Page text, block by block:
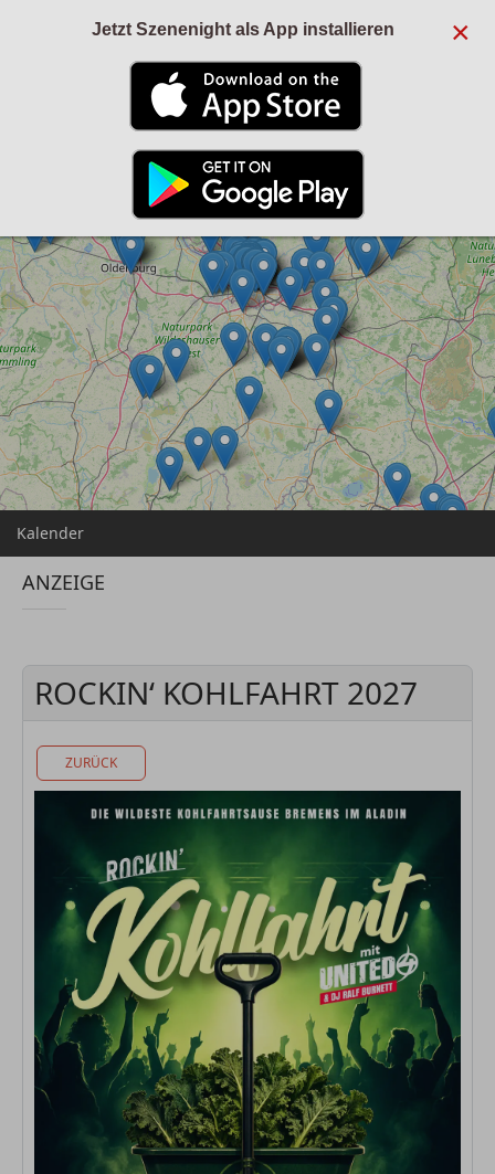
Kalender
ANZEIGE
ROCKIN‘ KOHLFAHRT 2027
ZURÜCK
×
Jetzt Szenenight als App installieren